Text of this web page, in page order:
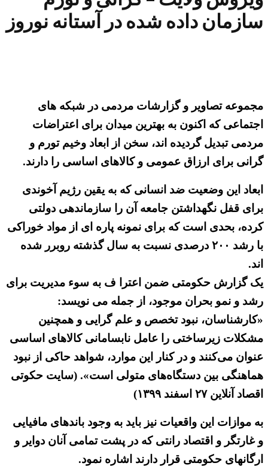
سازمان داده شده در آستانه نوروز
مجموعه تصاویر و گزارشات مردمی در شبکه های
اجتماعی که اکنون به بهترین میدان برای اعتراضات
مردمی تبدیل گردیده اند، سخن از ابعاد وخیم تورم و
گرانی برای ارزاق عمومی و کالاهای اساسی را دارند.
ابعاد این وضعیت ضد انسانی که به یقین رژیم آخوندی
برای قفل نگهداشتن جامعه آن را سازماندهی دولتی
کرده، بحدی است که برای نمونه پاره ای از مواد خوراکی
با رشد ۲۰۰ درصدی نسبت به سال گذشته روبرر شده
اند.
یک گزارش حکومتی ضمن اعترا ف به سوء مدیریت برای
رشد و نمو بحران موجود، از جمله می نویسد:
«کارشناسان، نبود تخصص و علم گرایی و همچنین
مشکلات زیرساختی را عامل نابسامانی کالاهای اساسی
عنوان می‌کنند و در کنار این موارد، شواهد حاکی از نبود
هماهنگی بین دستگاه‌های متولی است». (سایت حکوتی
اقصاد آنلاین ۲۷ اسفند ۱۳۹۹)
به موازات این واقعیات نیز باید به وجود باندهای مافیایی
و غارتگر و اقتصاد رانتی که در پشت تمامی آنان دوایر و
ارگانهای حکومتی قرار دارند اشاره نمود.